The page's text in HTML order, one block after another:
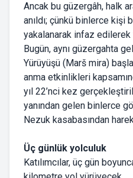
Ancak bu güzergâh, halk
anıldı; çünkü binlerce kişi
yakalanarak infaz
Bugün, aynı güzergahta
Yürüyüşü (Marš mira)
anma etkinlikleri
yıl 22’nci kez
yanından gelen binlerce
Nezuk kasabasından
Üç günlük yolculuk
Katılımcılar, üç gün